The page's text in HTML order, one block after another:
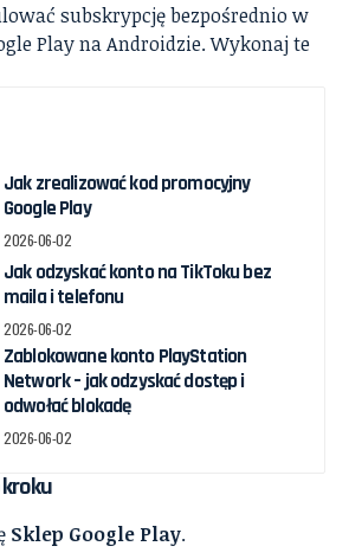
subskrypcję bezpośrednio w
Play na Androidzie. Wykonaj te
Jak zrealizować kod promocyjny
Google Play
2026-06-02
Jak odzyskać konto na TikToku bez
maila i telefonu
2026-06-02
Zablokowane konto PlayStation
Network – jak odzyskać dostęp i
odwołać blokadę
2026-06-02
Sklep Google Play.